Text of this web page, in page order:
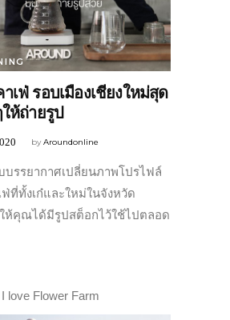
เฟ่ รอบเมืองเชียงใหม่สุด
ห้ถ่ายรูป
byAroundonline
รรยากาศเปลี่ยนภาพโปรไฟล์
ที่ทั้งเก๋และใหม่ในจังหวัด
ให้คุณได้มีรูปสต็อกไว้ใช้ไปตลอด
I love Flower Farm